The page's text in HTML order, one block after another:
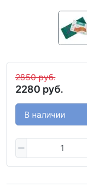
2850 руб.
2280 руб.
В наличии